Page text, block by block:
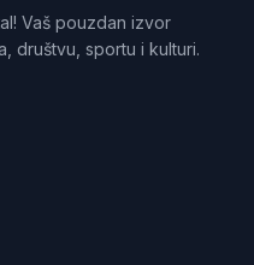
Vaš pouzdan izvor
društvu, sportu i kulturi.